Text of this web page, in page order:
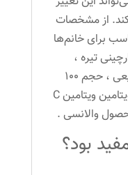
از مشخصات
برای خانم‌ها
تیره ،
شماره رنگ CW6، پایه رنگ طبیعی ، حجم 100
میلی لیتر ، ویتامین دارد نوع ویتامین ویتامین C
والانسی .
بود؟